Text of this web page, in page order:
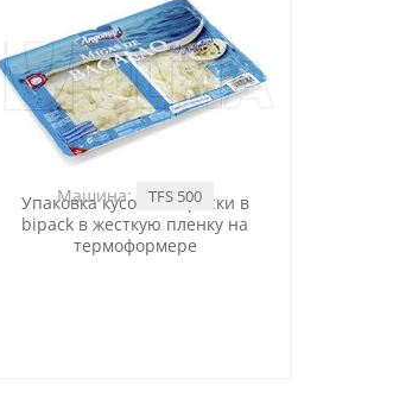
Упаковка кусочков трески в
bipack в жесткую пленку на
термоформере
Машина: TFS 500